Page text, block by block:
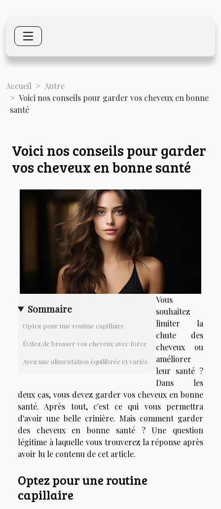
Accueil
Autre
Voici nos conseils pour garder vos cheveux en bonne
santé
Voici nos conseils pour garder
vos cheveux en bonne santé
Sommaire
Optez pour une routine capillaire
Évitez de brosser vos cheveux avec force
Ayez une alimentation équilibrée et variée
Vous
souhaitez
limiter la
chute des
cheveux ou
améliorer
leur santé ?
Dans les
deux cas, vous devez garder vos cheveux en bonne
santé. Après tout, c'est ce qui vous permettra
d'avoir une belle crinière. Mais comment garder
des cheveux en bonne santé ? Une question
légitime à laquelle vous trouverez la réponse après
avoir lu le contenu de cet article.
Optez pour une routine
capillaire